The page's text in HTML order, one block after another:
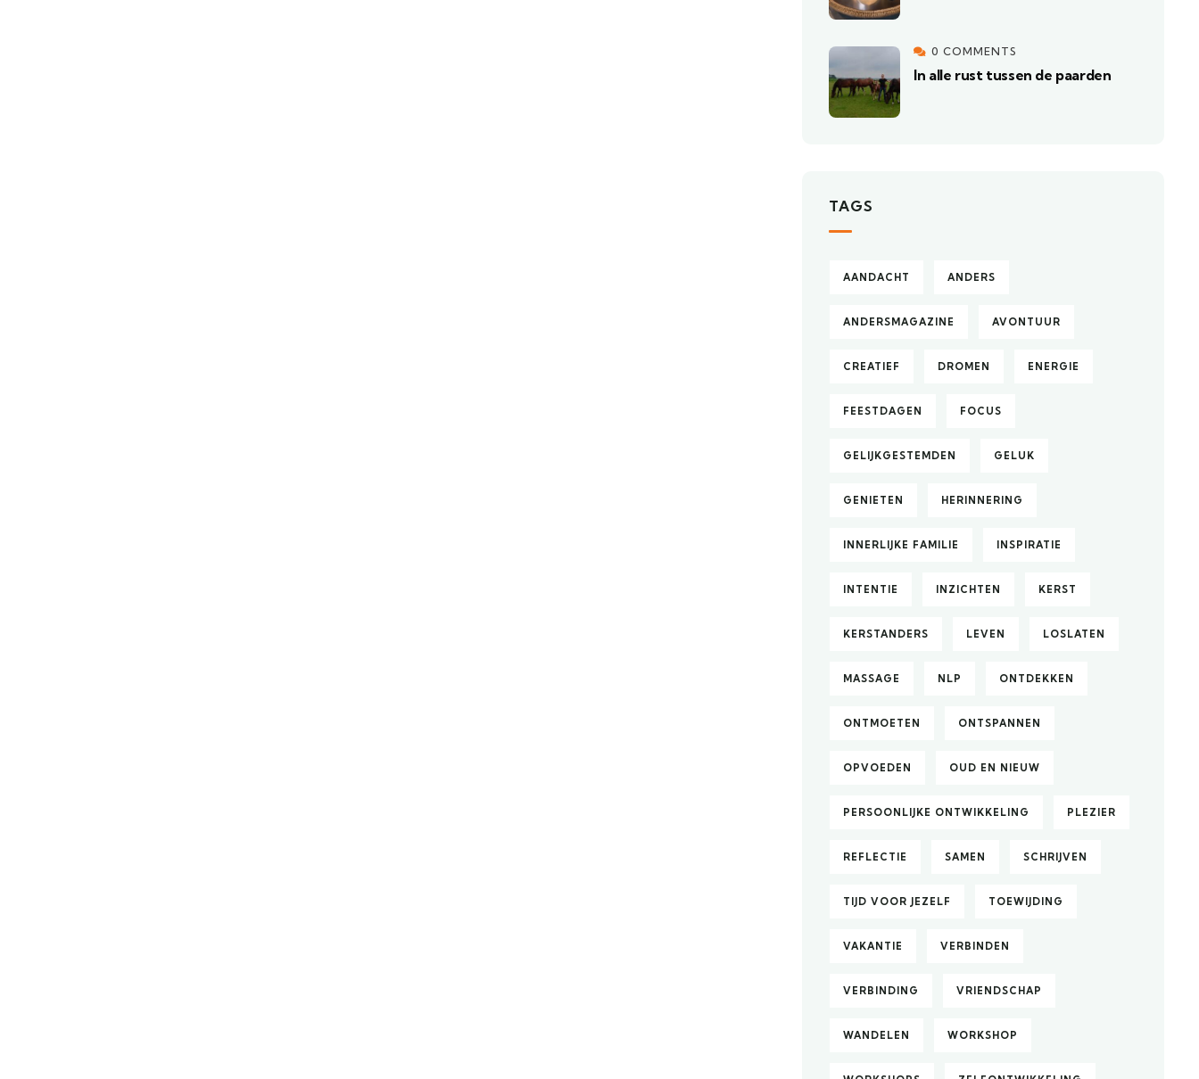
0 COMMENTS
In alle rust tussen de paarden
TAGS
AANDACHT ANDERS
ANDERSMAGAZINE AVONTUUR
CREATIEF DROMEN ENERGIE
FEESTDAGEN FOCUS
GELIJKGESTEMDEN GELUK
GENIETEN HERINNERING
INNERLIJKE FAMILIE INSPIRATIE
INTENTIE INZICHTEN KERST
KERSTANDERS LEVEN LOSLATEN
MASSAGE NLP ONTDEKKEN
ONTMOETEN ONTSPANNEN
OPVOEDEN OUD EN NIEUW
PERSOONLIJKE ONTWIKKELING PLEZIER
REFLECTIE SAMEN SCHRIJVEN
TIJD VOOR JEZELF TOEWIJDING
VAKANTIE VERBINDEN
VERBINDING VRIENDSCHAP
WANDELEN WORKSHOP